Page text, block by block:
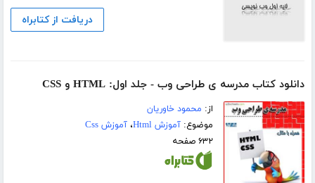
دریافت از کتابراه
دانلود کتاب مدرسه ی طراحی وب - جلد اول: HTML و CSS
از: محمود خاوریان
موضوع:آموزش Html ،آموزش Css
۶۳۲ صفحه